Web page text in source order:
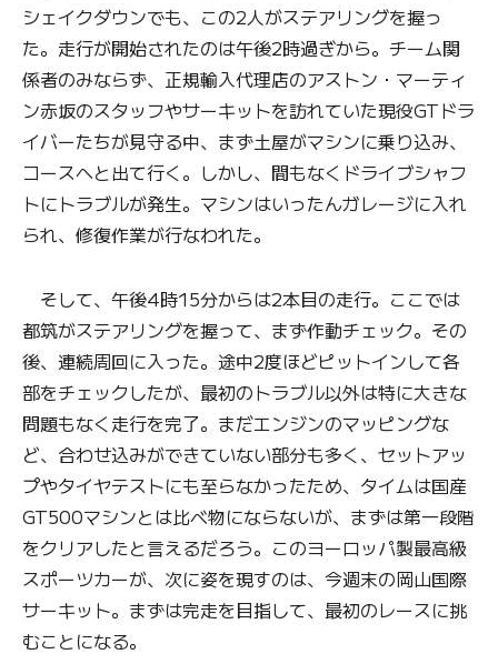
シェイクダウンでも、この2人がステアリングを握っ
た。走行が開始されたのは午後2時過ぎから。チーム関
係者のみならず、正規輸入代理店のアストン・マーティ
ン赤坂のスタッフやサーキットを訪れていた現役GTドラ
イバーたちが見守る中、まず土屋がマシンに乗り込み、
コースへと出て行く。しかし、間もなくドライブシャフ
トにトラブルが発生。マシンはいったんガレージに入れ
られ、修復作業が行なわれた。
そして、午後4時15分からは2本目の走行。ここでは
都筑がステアリングを握って、まず作動チェック。その
後、連続周回に入った。途中2度ほどピットインして各
部をチェックしたが、最初のトラブル以外は特に大きな
問題もなく走行を完了。まだエンジンのマッピングな
ど、合わせ込みができていない部分も多く、セットアッ
プやタイヤテストにも至らなかったため、タイムは国産
GT500マシンとは比べ物にならないが、まずは第一段階
をクリアしたと言えるだろう。このヨーロッパ製最高級
スポーツカーが、次に姿を現すのは、今週末の岡山国際
サーキット。まずは完走を目指して、最初のレースに挑
むことになる。